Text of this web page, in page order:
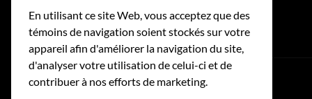
Accessibilité
En utilisant ce site Web, vous acceptez que des
témoins de navigation soient stockés sur votre
appareil afin d'améliorer la navigation du site,
d'analyser votre utilisation de celui-ci et de
contribuer à nos efforts de marketing.